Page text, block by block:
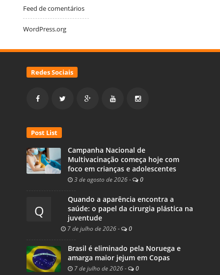
Feed de comentários
WordPress.org
Redes Sociais
Post List
Campanha Nacional de
Multivacinação começa hoje com
foco em crianças e adolescentes
3 de agosto de 2026 - 0
Q
Quando a aparência encontra a
saúde: o papel da cirurgia plástica na
juventude
7 de julho de 2026 - 0
Brasil é eliminado pela Noruega e
amarga maior jejum em Copas
7 de julho de 2026 - 0